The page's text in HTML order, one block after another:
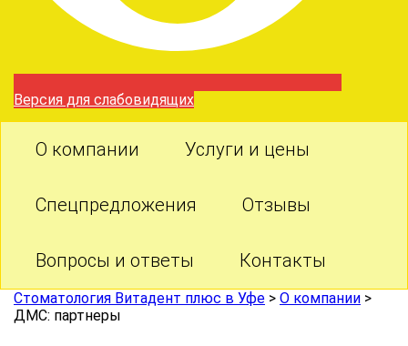
Версия для слабовидящих
О компании Услуги и цены
Спецпредложения Отзывы
Вопросы и ответы Контакты
Стоматология Витадент плюс в Уфе > О компании >
ДМС: партнеры